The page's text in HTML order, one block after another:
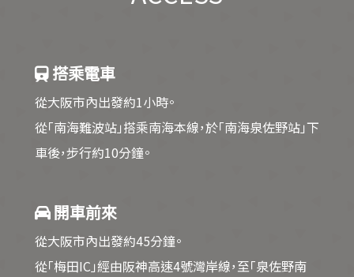
搭乘電車
從大阪市內出發約1小時。
從「南海難波站」搭乘南海本線，於「南海泉佐野站」下
車後，步行約10分鐘。
開車前來
從大阪市內出發約45分鐘。
從「梅田IC」經由阪神高速4號灣岸線，至「泉佐野南